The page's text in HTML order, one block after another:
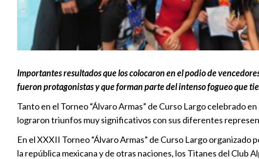
Importantes resultados que los colocaron en el podio de
fueron protagonistas y que forman parte del intenso fogueo que
Tanto en el Torneo “Álvaro Armas” de Curso Largo celebrado
lograron triunfos muy significativos con sus diferentes
En el XXXII Torneo “Álvaro Armas” de Curso Largo
la república mexicana y de otras naciones, los Titanes del Club